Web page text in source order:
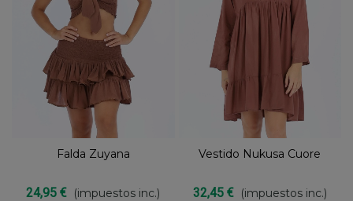
Falda Zuyana
24,95 € (impuestos inc.)
Vestido Nukusa Cuore
32,45 € (impuestos inc.)